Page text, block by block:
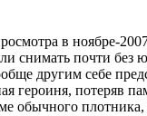
в ноябре-
снимать почти без
другим себе
героиня, потеряв
обычного